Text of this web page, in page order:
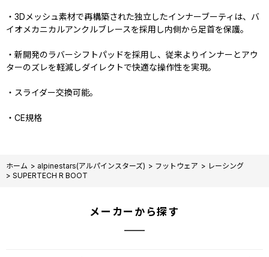
・3Dメッシュ素材で再構築された独立したインナーブーティは、バ
イオメカニカルアンクルブレースを採用し内側から足首を保護。
・新開発のラバーシフトパッドを採用し、従来よりインナーとアウ
ターのズレを軽減しダイレクトで快適な操作性を実現。
・スライダー交換可能。
・CE規格
ホーム > alpinestars(アルパインスターズ) > フットウェア > レーシング
> SUPERTECH R BOOT
メーカーから探す